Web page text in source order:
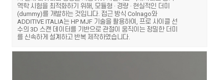
역학 시험을 최적화하기 위해, 모듈형 · 경량 · 현실적인 더미
(dummy)를 개발하는 것입니다. 접근 방식 Colnago와
ADDITIVE ITALIA는 HP MJF 기술을 활용하여, 프로 사이클 선
수의 3D 스캔 데이터를 기반으로 관절이 움직이는 정밀한 더미
를 신속하게 설계하고 반복 제작하였습니다.